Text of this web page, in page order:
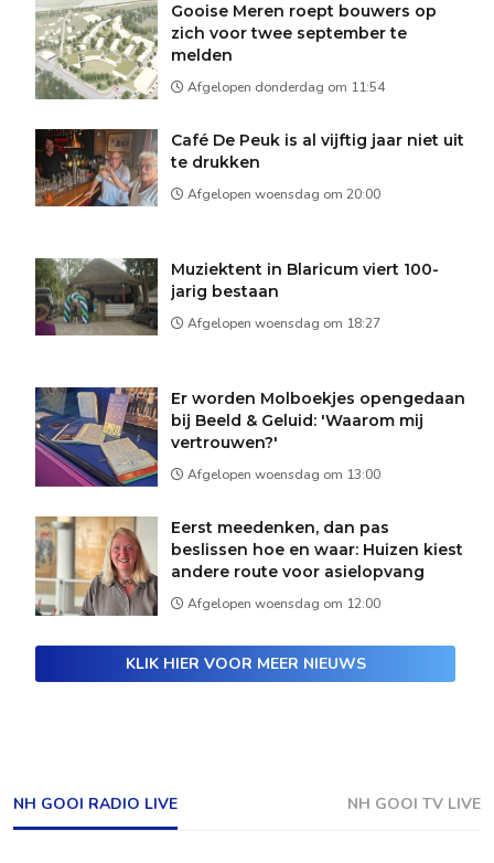
Gooise Meren roept bouwers op
zich voor twee september te
melden
Afgelopen donderdag om 11:54
Café De Peuk is al vijftig jaar niet uit
te drukken
Afgelopen woensdag om 20:00
Muziektent in Blaricum viert 100-
jarig bestaan
Afgelopen woensdag om 18:27
Er worden Molboekjes opengedaan
bij Beeld & Geluid: 'Waarom mij
vertrouwen?'
Afgelopen woensdag om 13:00
Eerst meedenken, dan pas
beslissen hoe en waar: Huizen kiest
andere route voor asielopvang
Afgelopen woensdag om 12:00
KLIK HIER VOOR MEER NIEUWS
NH GOOI RADIO LIVE NH GOOI TV LIVE